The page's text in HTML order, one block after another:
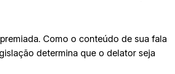
Como o conteúdo de sua fala
determina que o delator seja